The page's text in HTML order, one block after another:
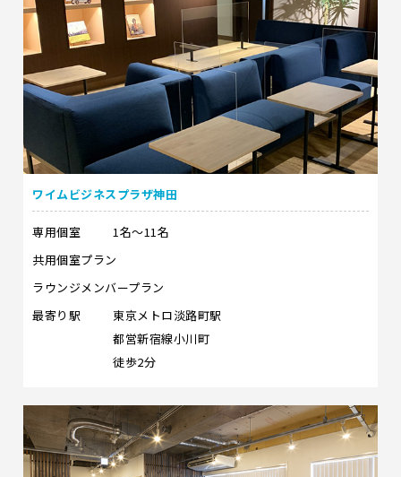
ワイムビジネスプラザ神田
専用個室
1名～11名
共用個室プラン
ラウンジメンバープラン
最寄り駅
東京メトロ淡路町駅
都営新宿線小川町
徒歩2分